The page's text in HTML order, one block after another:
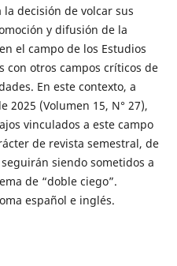
decisión de volcar sus
y difusión de la
el campo de los Estudios
con otros campos críticos de
En este contexto, a
2025 (Volumen 15, N° 27),
vinculados a este campo
de revista semestral, de
siendo sometidos a
de “doble ciego”.
español e inglés.